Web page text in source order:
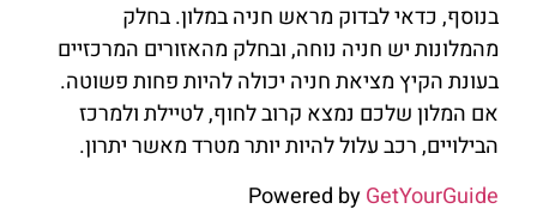
בנוסף, כדאי לבדוק מראש חניה במלון. בחלק
מהמלונות יש חניה נוחה, ובחלק מהאזורים המרכזיים
בעונת הקיץ מציאת חניה יכולה להיות פחות פשוטה.
אם המלון שלכם נמצא קרוב לחוף, לטיילת ולמרכז
הבילויים, רכב עלול להיות יותר מטרד מאשר יתרון.
Powered byGetYourGuide